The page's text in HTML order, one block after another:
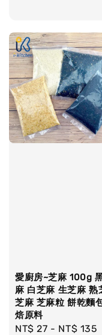
愛廚房~芝麻 100g
麻 白芝麻 生芝麻 熟
芝麻 芝麻粒 餅乾麵
焙原料
Regular
NT$ 27 - NT$ 135